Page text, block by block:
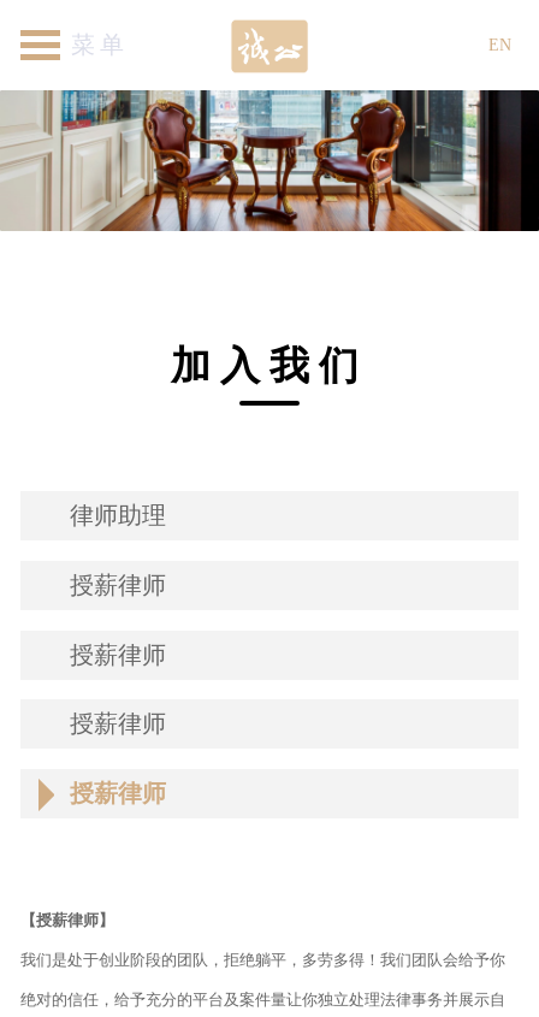
首页
关于我们
律师团队
专业领域
新闻资讯
各地机构
加入我们
联系我们 EN
加入我们
律师助理
授薪律师
授薪律师
授薪律师
授薪律师
【授薪律师】
我们是处于创业阶段的团队，拒绝躺平，多劳多得！我们团队会给予你
绝对的信任，给予充分的平台及案件量让你独立处理法律事务并展示自